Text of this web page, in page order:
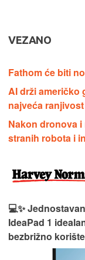
VEZANO
Fathom će biti
AI drži američko
najveća ranjivost
Nakon dronova
stranih robota i
💻✨
IdeaPad 1
bezbrižno